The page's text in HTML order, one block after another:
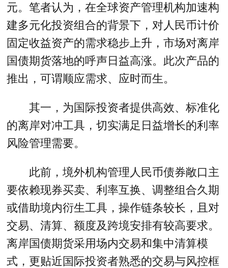
元。笔者认为，在全球资产管理机构加速构
建多元化投资组合的背景下，对人民币计价
固定收益资产的需求稳步上升，市场对离岸
国债期货落地的呼声日益高涨。此次产品的
推出，可谓顺应需求、应时而生。
其一，为国际投资者提供高效、标准化
的离岸对冲工具，切实满足日益增长的利率
风险管理需要。
此前，境外机构管理人民币债券敞口主
要依赖现券买卖、利率互换、调整组合久期
或借助境内衍生工具，操作链条较长，且对
交易、清算、额度及跨境安排有较高要求。
离岸国债期货采用场内交易和集中清算模
式，更贴近国际投资者熟悉的交易与风控框